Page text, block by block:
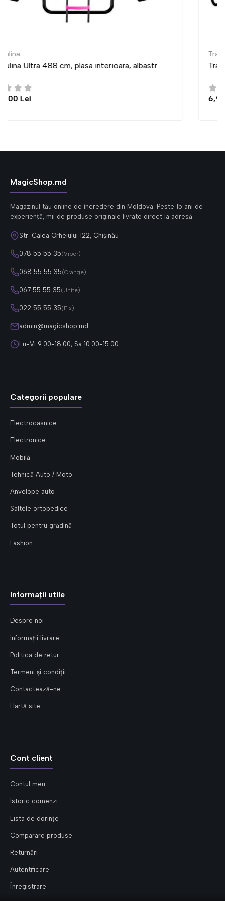
Trambulina Ultra 435 cm, plasa interioara,
MagicShop.md
Magazinul tău online de încredere din Moldova. Peste 15 ani de
experiență, mii de produse originale livrate direct la adresă.
Str. Calea Orheiului 122, Chișinău
078 55 55 35(Viber)
068 55 55 35(Orange)
067 55 55 35(Unite)
022 55 55 35(Fix)
admin@magicshop.md
Lu-Vi 9:00-18:00, Sâ 10:00-15:00
Categorii populare
Electrocasnice
Electronice
Mobilă
Tehnică Auto / Moto
Anvelope auto
Saltele ortopedice
Totul pentru grădină
Fashion
Informații utile
Despre noi
Informații livrare
Politica de retur
Termeni și condiții
Contactează-ne
Hartă site
Cont client
Contul meu
Istoric comenzi
Lista de dorințe
Comparare produse
Returnări
Autentificare
Înregistrare